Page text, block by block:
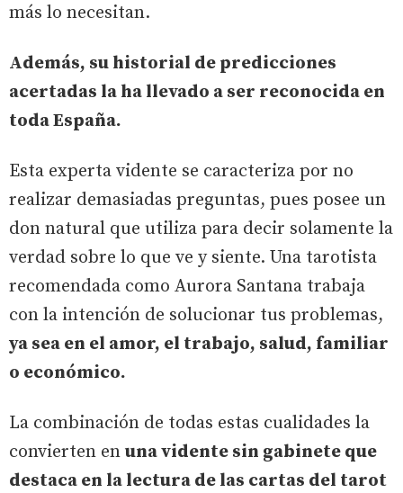
más lo necesitan.
Además, su historial de predicciones
acertadas la ha llevado a ser reconocida en
toda España.
Esta experta vidente se caracteriza por no
realizar demasiadas preguntas, pues posee un
don natural que utiliza para decir solamente la
verdad sobre lo que ve y siente. Una tarotista
recomendada como Aurora Santana trabaja
con la intención de solucionar tus problemas,
ya sea en el amor, el trabajo, salud, familiar
o económico.
La combinación de todas estas cualidades la
convierten en una vidente sin gabinete que
destaca en la lectura de las cartas del tarot